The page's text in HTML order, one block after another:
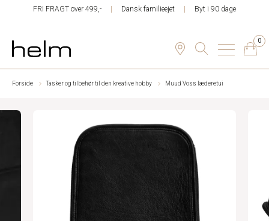
FRI FRAGT over 499,- Dansk familieejet Byt i 90 dage
0
Forside Tasker og tilbehør til den kreative hobby Muud Voss læderetui